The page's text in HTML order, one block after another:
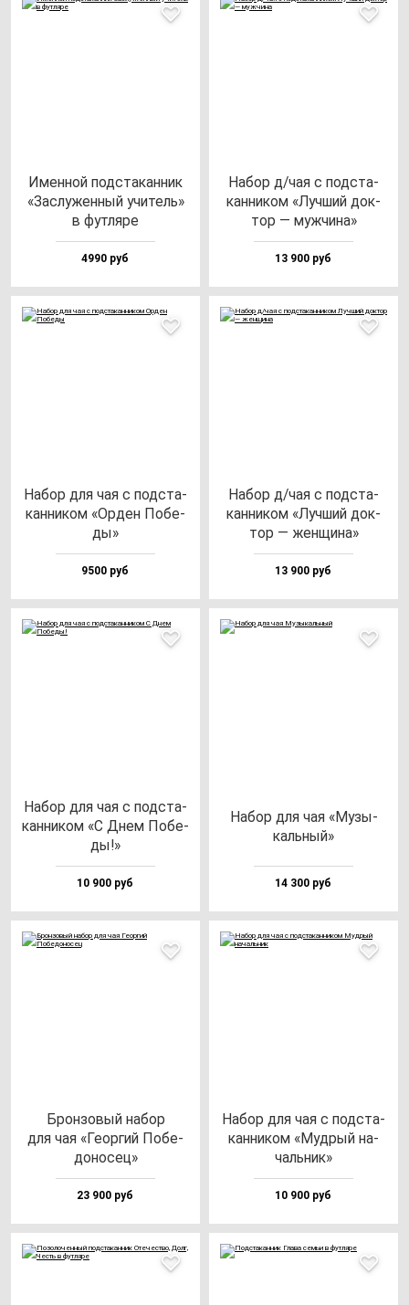
Имен­ной под­ста­кан­ник
«Зас­лу­жен­ный учи­тель»
в фут­ля­ре
4990 руб
Набор д/чая с под­ста­
кан­ни­ком «Луч­ший док­
тор — муж­чи­на»
13 900 руб
Набор для чая с под­ста­
кан­ни­ком «Орден Побе­
ды»
9500 руб
Набор д/чая с под­ста­
кан­ни­ком «Луч­ший док­
тор — жен­щи­на»
13 900 руб
Набор для чая с под­ста­
кан­ни­ком «С Днем Побе­
ды!»
10 900 руб
Набор для чая «Музы­
каль­ный»
14 300 руб
Брон­зо­вый на­бор
для чая «Геор­гий Побе­
до­но­сец»
23 900 руб
Набор для чая с под­ста­
кан­ни­ком «Муд­рый на­
чаль­ник»
10 900 руб